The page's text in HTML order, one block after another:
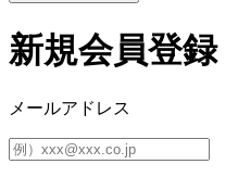
新規会員登録
メールアドレス